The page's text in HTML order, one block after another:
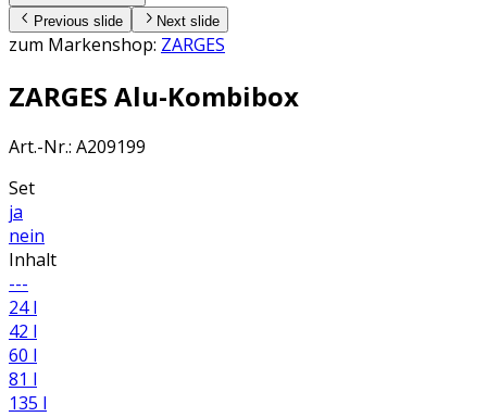
Previous slide Next slide
zum Markenshop: ZARGES
ZARGES Alu-Kombibox
Art.-Nr.: A209199
Set
ja
nein
Inhalt
---
24 l
42 l
60 l
81 l
135 l